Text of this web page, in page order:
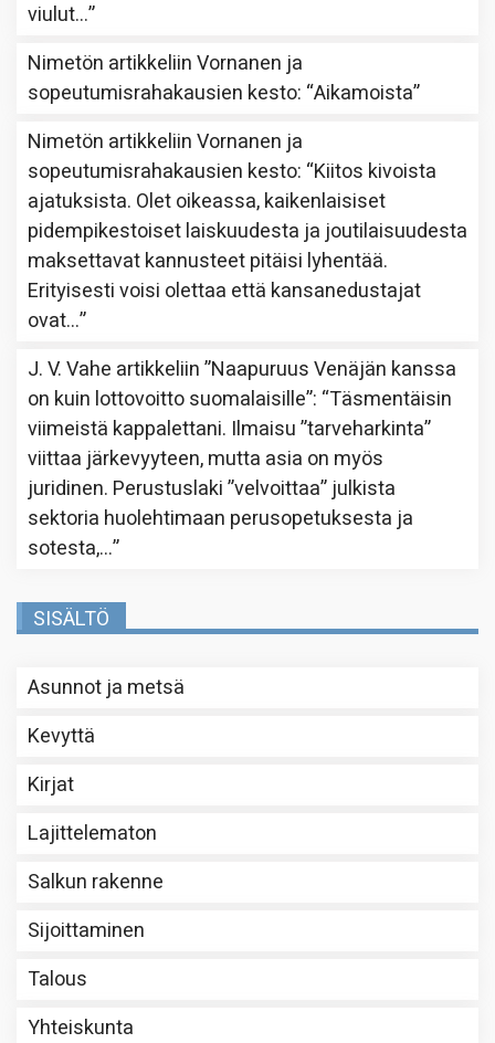
viulut…”
Nimetön artikkeliinVornanen ja
sopeutumisrahakausien kesto: “Aikamoista”
Nimetön artikkeliinVornanen ja
sopeutumisrahakausien kesto: “Kiitos kivoista
ajatuksista. Olet oikeassa, kaikenlaisiset
pidempikestoiset laiskuudesta ja joutilaisuudesta
maksettavat kannusteet pitäisi lyhentää.
Erityisesti voisi olettaa että kansanedustajat
ovat…”
J. V. Vahe artikkeliin”Naapuruus Venäjän kanssa
on kuin lottovoitto suomalaisille”: “Täsmentäisin
viimeistä kappalettani. Ilmaisu ”tarveharkinta”
viittaa järkevyyteen, mutta asia on myös
juridinen. Perustuslaki ”velvoittaa” julkista
sektoria huolehtimaan perusopetuksesta ja
sotesta,…”
SISÄLTÖ
Asunnot ja metsä
Kevyttä
Kirjat
Lajittelematon
Salkun rakenne
Sijoittaminen
Talous
Yhteiskunta